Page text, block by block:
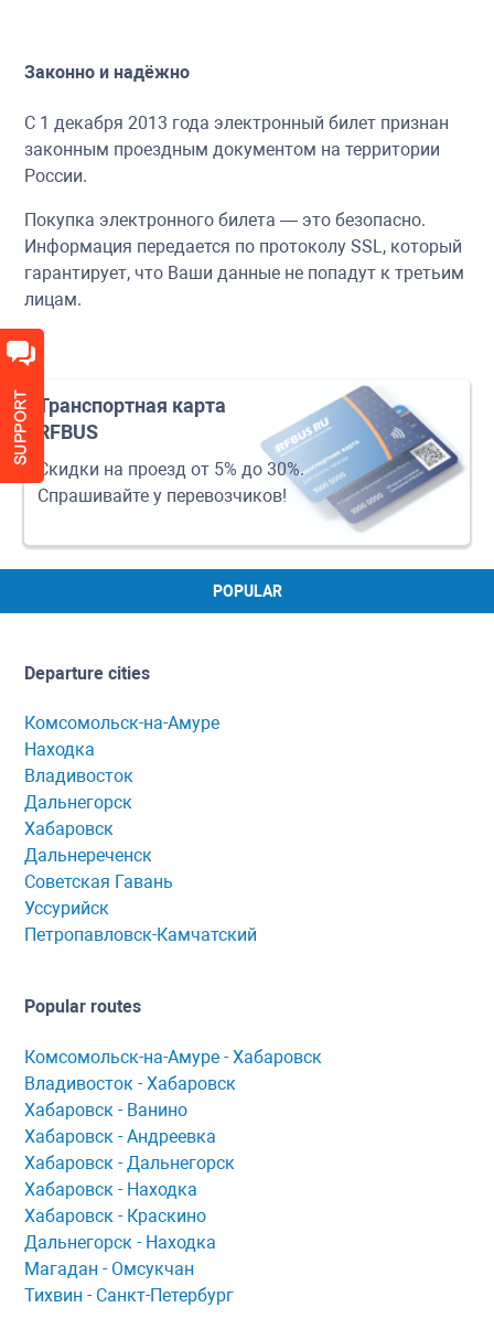
Законно и надёжно
С 1 декабря 2013 года электронный билет признан
законным проездным документом на территории
России.
Покупка электронного билета — это безопасно.
Информация передается по протоколу SSL, который
гарантирует, что Ваши данные не попадут к третьим
лицам.
Транспортная карта
RFBUS
Скидки на проезд от 5% до 30%.
Спрашивайте у перевозчиков!
POPULAR
Departure cities
Комсомольск-на-Амуре
Находка
Владивосток
Дальнегорск
Хабаровск
Дальнереченск
Советская Гавань
Уссурийск
Петропавловск-Камчатский
Popular routes
Комсомольск-нa-Амуре - Хaбaровск
Владивосток - Хабаровск
Хaбaровск - Ванино
Хабаровск - Андреевка
Хабаровск - Дальнегорск
Хабаровск - Находка
Хабаровск - Краскино
Дальнегорск - Находка
Мaгaдaн - Омсукчaн
Тихвин - Сaнкт-Петербург